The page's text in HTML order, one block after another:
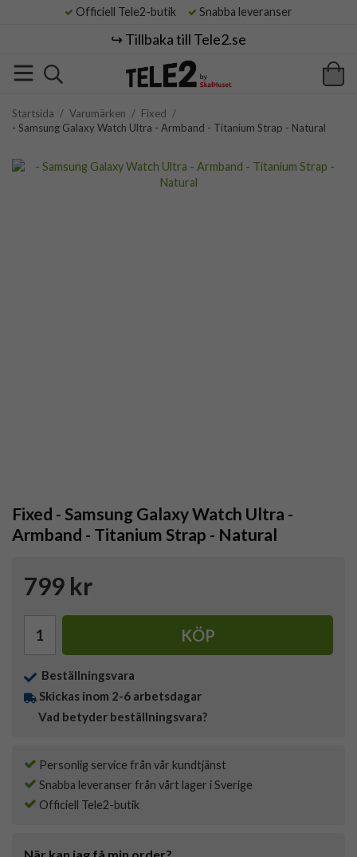
Officiell Tele2-butik Snabba leveranser
↪️ Tillbaka till Tele2.se
Startsida / Varumärken / Fixed /
- Samsung Galaxy Watch Ultra - Armband - Titanium Strap - Natural
Fixed - Samsung Galaxy Watch Ultra -
Armband - Titanium Strap - Natural
799 kr
KÖP
Beställningsvara
Skickas inom 2-6 arbetsdagar
Vad betyder beställningsvara?
Personlig service från vår kundtjänst
Snabba leveranser från vårt lager i Sverige
Officiell Tele2-butik